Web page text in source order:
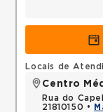
Locais de
Centro
Rua do
21810150 •